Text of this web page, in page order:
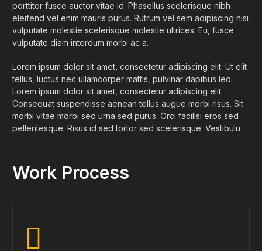
porttitor fusce auctor vitae id. Phasellus scelerisque nibh
eleifend vel enim mauris purus. Rutrum vel sem adipiscing nisi
vulputate molestie scelerisque molestie ultrices. Eu, fusce
vulputate diam interdum morbi ac a.
Lorem ipsum dolor sit amet, consectetur adipiscing elit. Ut elit
tellus, luctus nec ullamcorper mattis, pulvinar dapibus leo.
Lorem ipsum dolor sit amet, consectetur adipiscing elit.
Consequat suspendisse aenean tellus augue morbi risus. Sit
morbi vitae morbi sed urna sed purus. Orci facilisi eros sed
pellentesque. Risus id sed tortor sed scelerisque. Vestibulu
Work Process